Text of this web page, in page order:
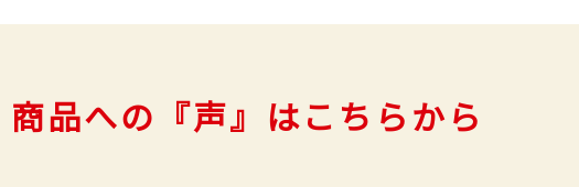
商品への『声』はこちらから